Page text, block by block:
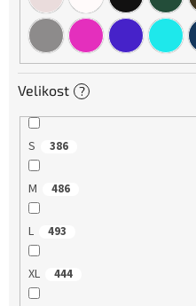
Velikost ?
S 386
M 486
L 493
XL 444